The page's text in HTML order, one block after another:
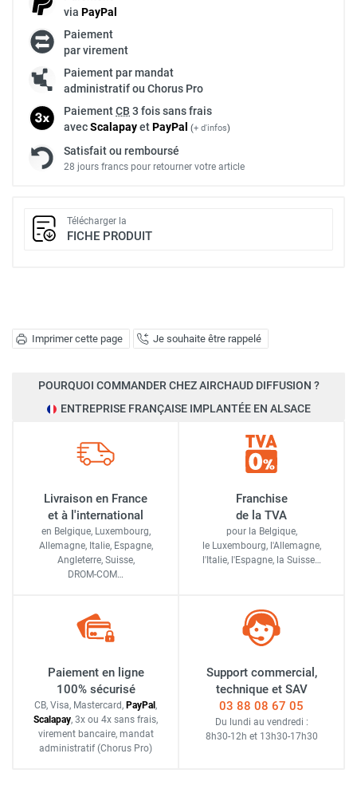
Imprimer cette page Je souhaite être rappelé
via PayPal
Paiement
par virement
Paiement par mandat
administratif ou Chorus Pro
PaiementCB 3 fois sans frais
avecScalapayetPayPal (+ d'infos)
Satisfait ou remboursé
28 jours francs pour retourner votre article
Télécharger la
FICHE PRODUIT
POURQUOI COMMANDER CHEZ AIRCHAUD DIFFUSION ?
ENTREPRISE FRANÇAISE IMPLANTÉE EN ALSACE
Livraison en France
et à l'international
en Belgique, Luxembourg,
Allemagne, Italie, Espagne,
Angleterre, Suisse,
DROM-COM…
Franchise
de la TVA
pour la Belgique,
le Luxembourg, l'Allemagne,
l'Italie, l'Espagne, la Suisse…
Paiement en ligne
100% sécurisé
CB, Visa, Mastercard, PayPal ,
Scalapay, 3x ou 4x sans frais,
virement bancaire, mandat
administratif (Chorus Pro)
Support commercial,
technique et SAV
03 88 08 67 05
Du lundi au vendredi :
8h30-12h et 13h30-17h30